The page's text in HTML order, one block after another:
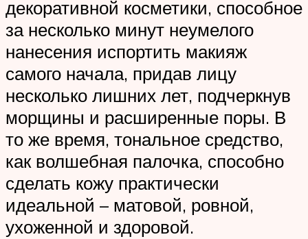
декоративной косметики, способное
за несколько минут неумелого
нанесения испортить макияж
самого начала, придав лицу
несколько лишних лет, подчеркнув
морщины и расширенные поры. В
то же время, тональное средство,
как волшебная палочка, способно
сделать кожу практически
идеальной – матовой, ровной,
ухоженной и здоровой.